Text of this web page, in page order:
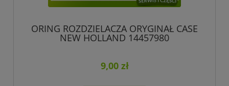
ORING ROZDZIELACZA ORYGINAŁ CASE
NEW HOLLAND 14457980
9,00 zł